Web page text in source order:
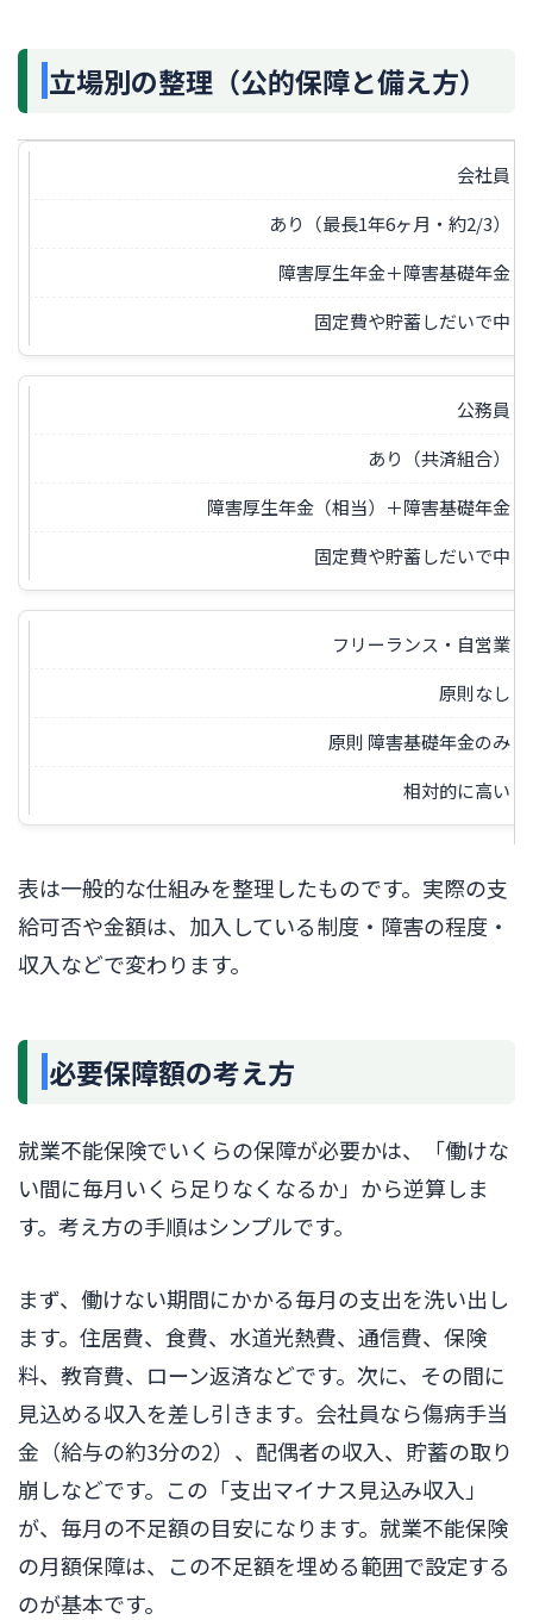
立場別の整理（公的保障と備え方）
会社員
あり（最長1年6ヶ月・約2/3）
障害厚生年金＋障害基礎年金
固定費や貯蓄しだいで中
公務員
あり（共済組合）
障害厚生年金（相当）＋障害基礎年金
固定費や貯蓄しだいで中
フリーランス・自営業
原則なし
原則 障害基礎年金のみ
相対的に高い
表は一般的な仕組みを整理したものです。実際の支
給可否や金額は、加入している制度・障害の程度・
収入などで変わります。
必要保障額の考え方
就業不能保険でいくらの保障が必要かは、「働けな
い間に毎月いくら足りなくなるか」から逆算しま
す。考え方の手順はシンプルです。
まず、働けない期間にかかる毎月の支出を洗い出し
ます。住居費、食費、水道光熱費、通信費、保険
料、教育費、ローン返済などです。次に、その間に
見込める収入を差し引きます。会社員なら傷病手当
金（給与の約3分の2）、配偶者の収入、貯蓄の取り
崩しなどです。この「支出マイナス見込み収入」
が、毎月の不足額の目安になります。就業不能保険
の月額保障は、この不足額を埋める範囲で設定する
のが基本です。